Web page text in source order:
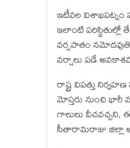
ఇటీవల విశాఖపట్నం
ఇలాంటి
వర్షపాతం
వర్షాలు పడే
రాష్ట్ర విపత్తు
మోస్తరు నుంచి భారీ
గాలులు వీచవచ్చని,
సీతారామరాజు జిల్లా